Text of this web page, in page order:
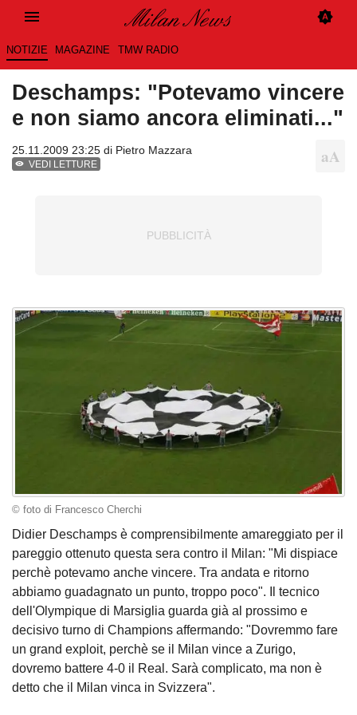
NOTIZIE MAGAZINE TMW RADIO
Deschamps: "Potevamo vincere
e non siamo ancora eliminati..."
25.11.2009 23:25 di Pietro Mazzara
VEDI LETTURE
© foto di Francesco Cherchi
Didier Deschamps è comprensibilmente amareggiato per il
pareggio ottenuto questa sera contro il Milan: "Mi dispiace
perchè potevamo anche vincere. Tra andata e ritorno
abbiamo guadagnato un punto, troppo poco". Il tecnico
dell'Olympique di Marsiglia guarda già al prossimo e
decisivo turno di Champions affermando: "Dovremmo fare
un grand exploit, perchè se il Milan vince a Zurigo,
dovremo battere 4-0 il Real. Sarà complicato, ma non è
detto che il Milan vinca in Svizzera".